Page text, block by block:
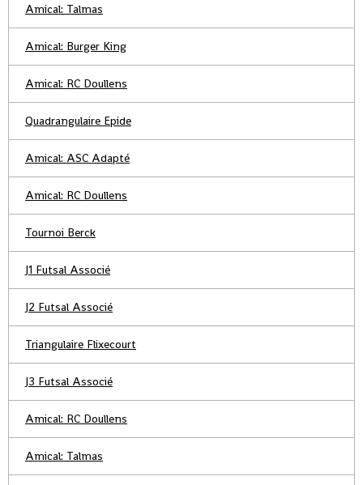
Amical: Talmas
Amical: Burger King
Amical: RC Doullens
Quadrangulaire Epide
Amical: ASC Adapté
Amical: RC Doullens
Tournoi Berck
J1 Futsal Associé
J2 Futsal Associé
Triangulaire Flixecourt
J3 Futsal Associé
Amical: RC Doullens
Amical: Talmas